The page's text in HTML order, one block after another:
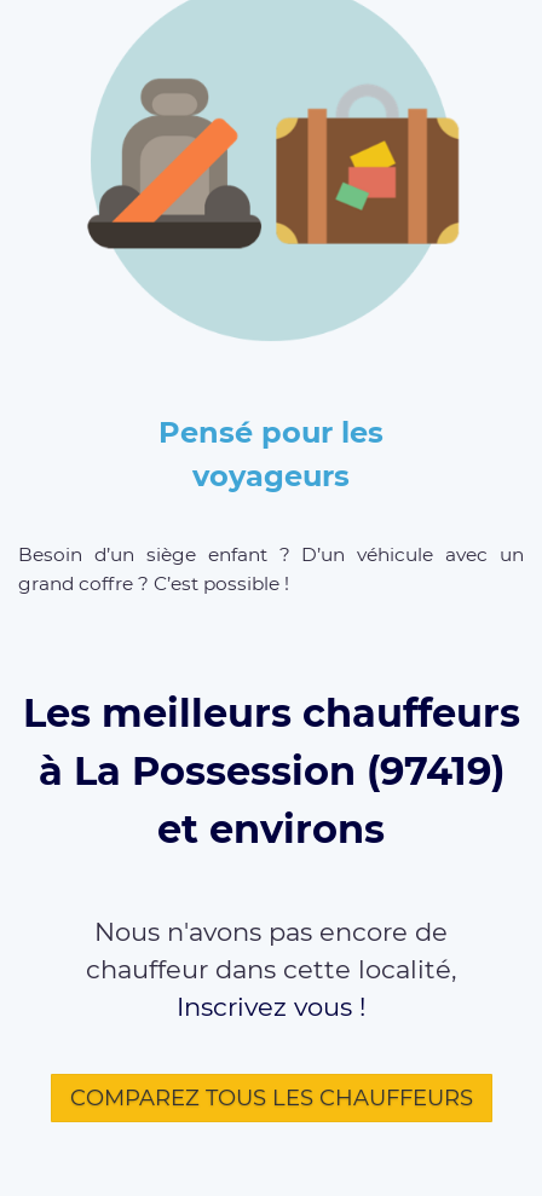
Pensé pour les
voyageurs
Besoin d’un siège enfant ? D’un véhicule avec un
grand coffre ? C’est possible !
Les meilleurs chauffeurs
à La Possession (97419)
et environs
Nous n'avons pas encore de
chauffeur dans cette localité,
Inscrivez vous !
COMPAREZ TOUS LES CHAUFFEURS